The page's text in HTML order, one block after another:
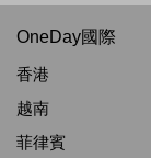
OneDay國際
香港
越南
菲律賓